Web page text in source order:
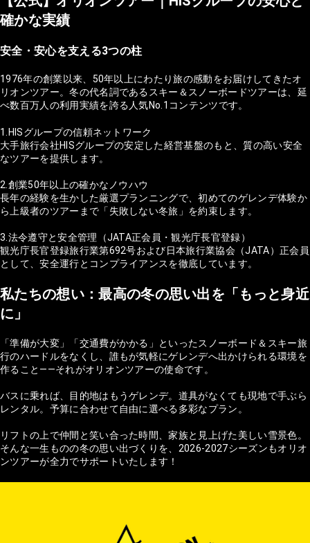
確かな実績
安全・安心を支える3つの柱
1976年の創業以来、50年以上にわたり旅の感動をお届けしてきたオ
リオンツアー。冬の代名詞であるスキー＆スノーボードツアーは、延
べ数百万人の利用実績を誇る人気No.1コンテンツです。
1.HISグループの信頼ネットワーク
大手旅行会社HISグループの安定した経営基盤のもと、質の高い安全
なツアーを提供します。
2.創業50年以上の確かなノウハウ
長年の経験を生かした厳選プランニングで、初めてのゲレンデ体験か
ら上級者のツアーまで「失敗しない冬旅」を約束します。
3.法令遵守と安全管理（JATA正会員・観光庁長官登録）
観光庁長官登録旅行業第692号および日本旅行業協会（JATA）正会員
として、安全運行とコンプライアンスを徹底しています。
私たちの想い：最高の冬の思い出を「もっと身近
に」
「準備が大変」「交通費がかかる」といったスノーボード＆スキー旅
行のハードルをなくし、誰もが気軽にゲレンデへ出かけられる環境を
作ること——それがオリオンツアーの使命です。
バスに乗れば、目的地はもうゲレンデ。道具がなくても現地で手ぶら
レンタル。予算に合わせて自由に選べる多彩なプラン。
リフトの上で仲間と笑い合った時間、家族と見上げた美しい雪景色。
そんな一生ものの冬の思い出づくりを、2026-2027シーズンもオリオ
ンツアーが全力でサポートいたします！